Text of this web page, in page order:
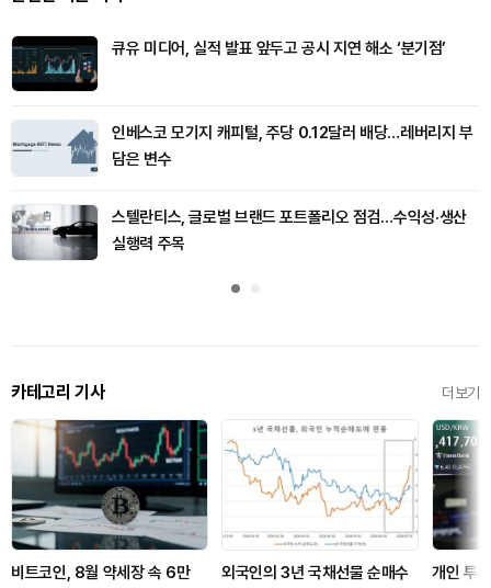
큐유 미디어, 실적 발표 앞두고 공시 지연 해소 ‘분기점’
인베스코 모기지 캐피털, 주당 0.12달러 배당…레버리지 부
담은 변수
스텔란티스, 글로벌 브랜드 포트폴리오 점검…수익성·생산
실행력 주목
카테고리 기사 더보기
비트코인, 8월 약세장 속 6만
외국인의 3년 국채선물 순매수
개인 투